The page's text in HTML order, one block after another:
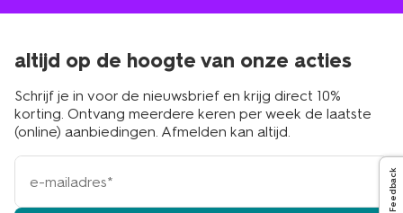
altijd op de hoogte van onze acties
Schrijf je in voor de nieuwsbrief en krijg direct 10%
korting. Ontvang meerdere keren per week de laatste
(online) aanbiedingen. Afmelden kan altijd.
e-
mailadres
Feedback